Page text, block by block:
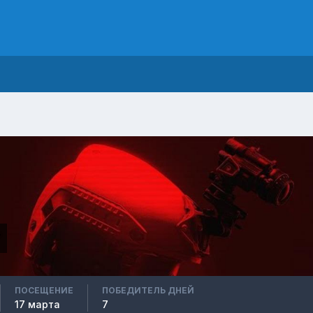
ПОСЕЩЕНИЕ
17 марта
ПОБЕДИТЕЛЬ ДНЕЙ
7